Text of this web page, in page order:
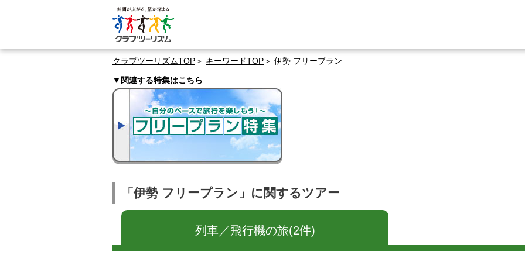
クラブツーリズムTOP キーワードTOP 伊勢 フリープラン
▼関連する特集はこちら
「伊勢 フリープラン」に関するツアー
列車／飛行機の旅(2件)